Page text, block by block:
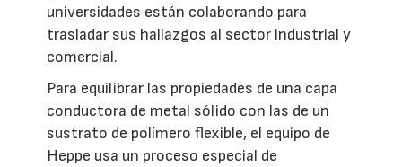
universidades están colaborando para
trasladar sus hallazgos al sector industrial y
comercial.
Para equilibrar las propiedades de una capa
conductora de metal sólido con las de un
sustrato de polímero flexible, el equipo de
Heppe usa un proceso especial de